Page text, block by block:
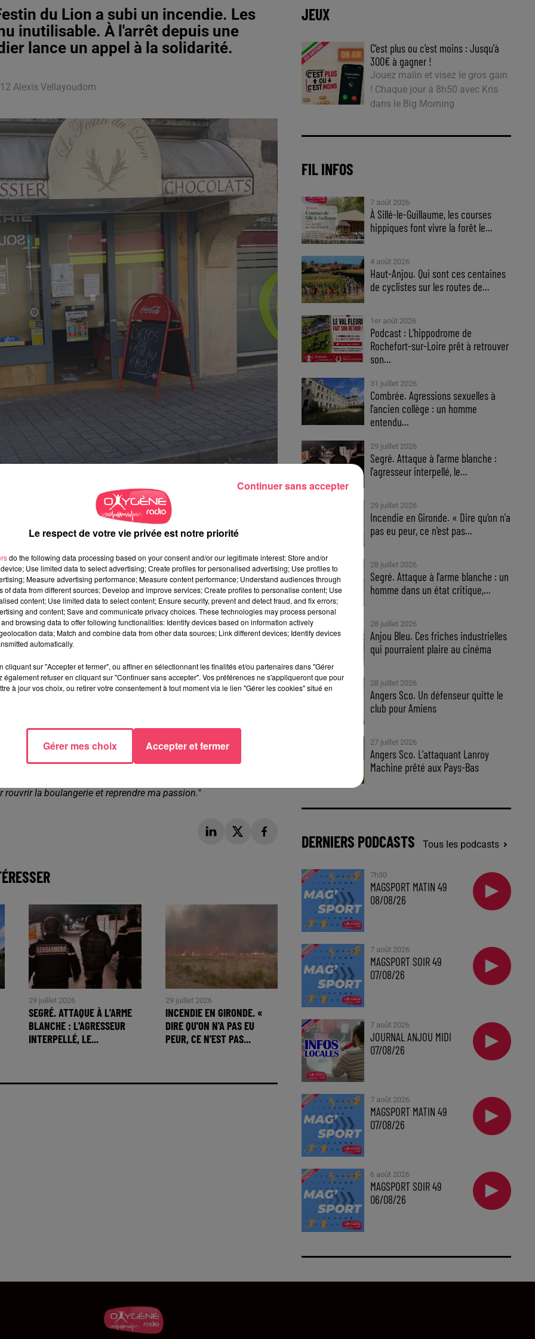
du Lion a subi un incendie. Les
inutilisable. À l'arrêt depuis une
lance un appel à la solidarité.
Alexis Vellayoudom
des trois boulangeries du Lion d'Angers. Vendredi dernier, le
que je faisais venir un professionnel sur le four.Ce vendredi
flammes ont commencé à jaillir du four ", raconteRichard
réagissent vite. Dans la foulée, une dizaine de sapeurs-
Le feu est maîtrisé en quelques minutes laissant
sa farine et ne produit plus rien depuis une semaine.
par jour", précise Richard. Et pour remplacer son four, il devra
Et en même temps, je dois payer mon ouvrier, mon
la boulangerie et reprendre ma passion."
29 juillet 2026
SEGRÉ. ATTAQUE À L'ARME
BLANCHE : L'AGRESSEUR
INTERPELLÉ, LE...
29 juillet 2026
INCENDIE EN GIRONDE. «
DIRE QU'ON N'A PAS EU
PEUR, CE N'EST PAS...
JEUX
C'est plus ou c'est moins : Jusqu'à
300€ à gagner !
Jouez malin et visez le gros gain
! Chaque jour à 8h50 avec Kris
dans le Big Morning
FIL INFOS
7 août 2026
À Sillé-le-Guillaume, les courses
hippiques font vivre la forêt le...
4 août 2026
Haut-Anjou. Qui sont ces centaines
de cyclistes sur les routes de...
1er août 2026
Podcast : L’hippodrome de
Rochefort-sur-Loire prêt à retrouver
son...
31 juillet 2026
Combrée. Agressions sexuelles à
l'ancien collège : un homme
entendu...
29 juillet 2026
Segré. Attaque à l'arme blanche :
l'agresseur interpellé, le...
29 juillet 2026
Incendie en Gironde. « Dire qu'on n'a
pas eu peur, ce n'est pas...
28 juillet 2026
Segré. Attaque à l'arme blanche : un
homme dans un état critique,...
28 juillet 2026
Anjou Bleu. Ces friches industrielles
qui pourraient plaire au cinéma
28 juillet 2026
Angers Sco. Un défenseur quitte le
club pour Amiens
27 juillet 2026
Angers Sco. L'attaquant Lanroy
Machine prêté aux Pays-Bas
DERNIERS PODCASTS Tous les podcasts
7h30
MAGSPORT MATIN 49
08/08/26
7 août 2026
MAGSPORT SOIR 49
07/08/26
7 août 2026
JOURNAL ANJOU MIDI
07/08/26
7 août 2026
MAGSPORT MATIN 49
07/08/26
6 août 2026
MAGSPORT SOIR 49
06/08/26
Le respect de votre vie privée est notre priorité
do the following data processing based on your consent and/or our legitimate interest: Store and/or
Use limited data to select advertising; Create profiles for personalised advertising; Use profiles to
Measure advertising performance; Measure content performance; Understand audiences through
of data from different sources; Develop and improve services; Create profiles to personalise content; Use
content; Use limited data to select content; Ensure security, prevent and detect fraud, and fix errors;
and content; Save and communicate privacy choices. These technologies may process personal
browsing data to offer following functionalities: Identify devices based on information actively
data; Match and combine data from other data sources; Link different devices; Identify devices
automatically.
cliquant sur "Accepter et fermer", ou affiner en sélectionnant les finalités et/ou partenaires dans "Gérer
également refuser en cliquant sur "Continuer sans accepter". Vos préférences ne s'appliqueront que pour
à jour vos choix, ou retirer votre consentement à tout moment via le lien "Gérer les cookies" situé en
Gérer mes choix Accepter et fermer
Continuer sans accepter